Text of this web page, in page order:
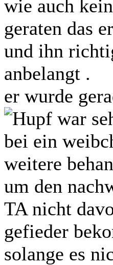
wie auch
geraten das
und ihn
anbelangt .
er wurde
war
bei ein
weitere
um den
TA nicht
gefieder
solange es